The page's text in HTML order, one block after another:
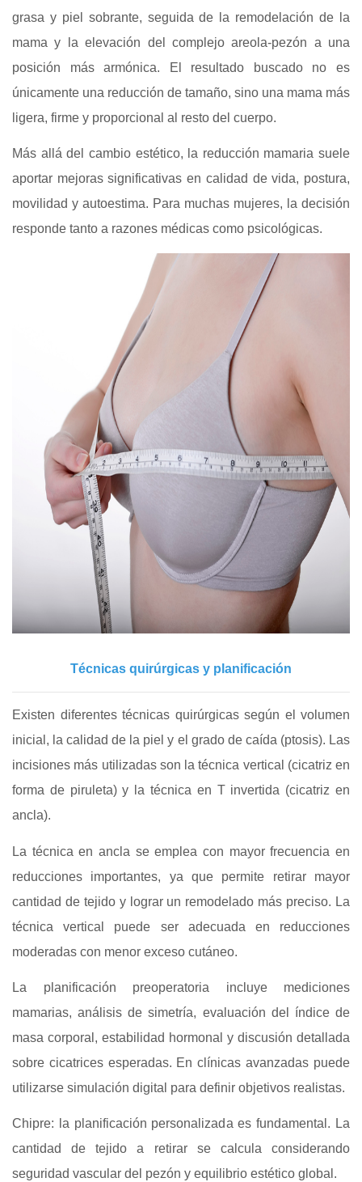
grasa y piel sobrante, seguida de la remodelación de la
mama y la elevación del complejo areola-pezón a una
posición más armónica. El resultado buscado no es
únicamente una reducción de tamaño, sino una mama más
ligera, firme y proporcional al resto del cuerpo.
Más allá del cambio estético, la reducción mamaria suele
aportar mejoras significativas en calidad de vida, postura,
movilidad y autoestima. Para muchas mujeres, la decisión
responde tanto a razones médicas como psicológicas.
Técnicas quirúrgicas y planificación
Existen diferentes técnicas quirúrgicas según el volumen
inicial, la calidad de la piel y el grado de caída (ptosis). Las
incisiones más utilizadas son la técnica vertical (cicatriz en
forma de piruleta) y la técnica en T invertida (cicatriz en
ancla).
La técnica en ancla se emplea con mayor frecuencia en
reducciones importantes, ya que permite retirar mayor
cantidad de tejido y lograr un remodelado más preciso. La
técnica vertical puede ser adecuada en reducciones
moderadas con menor exceso cutáneo.
La planificación preoperatoria incluye mediciones
mamarias, análisis de simetría, evaluación del índice de
masa corporal, estabilidad hormonal y discusión detallada
sobre cicatrices esperadas. En clínicas avanzadas puede
utilizarse simulación digital para definir objetivos realistas.
Chipre: la planificación personalizada es fundamental. La
cantidad de tejido a retirar se calcula considerando
seguridad vascular del pezón y equilibrio estético global.